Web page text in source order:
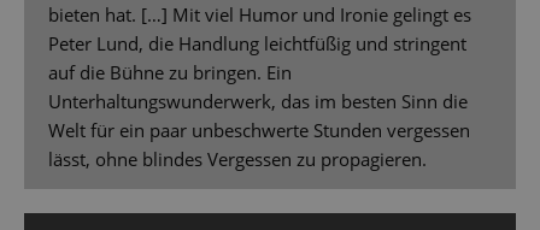
bieten hat. […] Mit viel Humor und Ironie gelingt es
Peter Lund, die Handlung leichtfüßig und stringent
auf die Bühne zu bringen. Ein
Unterhaltungswunderwerk, das im besten Sinn die
Welt für ein paar unbeschwerte Stunden vergessen
lässt, ohne blindes Vergessen zu propagieren.